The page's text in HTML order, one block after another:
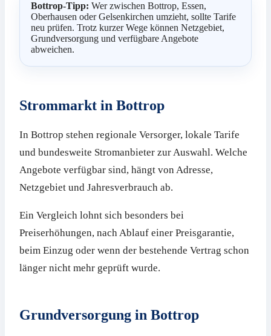
Bottrop-Tipp: Wer zwischen Bottrop, Essen,
Oberhausen oder Gelsenkirchen umzieht, sollte Tarife
neu prüfen. Trotz kurzer Wege können Netzgebiet,
Grundversorgung und verfügbare Angebote
abweichen.
Strommarkt in Bottrop
In Bottrop stehen regionale Versorger, lokale Tarife
und bundesweite Stromanbieter zur Auswahl. Welche
Angebote verfügbar sind, hängt von Adresse,
Netzgebiet und Jahresverbrauch ab.
Ein Vergleich lohnt sich besonders bei
Preiserhöhungen, nach Ablauf einer Preisgarantie,
beim Einzug oder wenn der bestehende Vertrag schon
länger nicht mehr geprüft wurde.
Grundversorgung in Bottrop